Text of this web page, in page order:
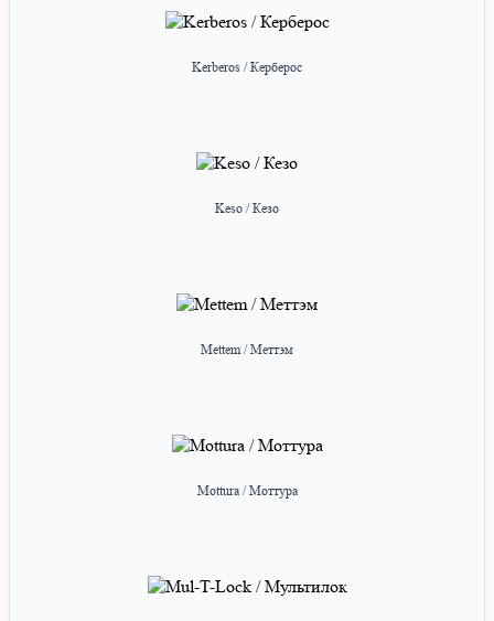
Kerberos / Керберос
Keso / Кезо
Mettem / Меттэм
Mottura / Моттура